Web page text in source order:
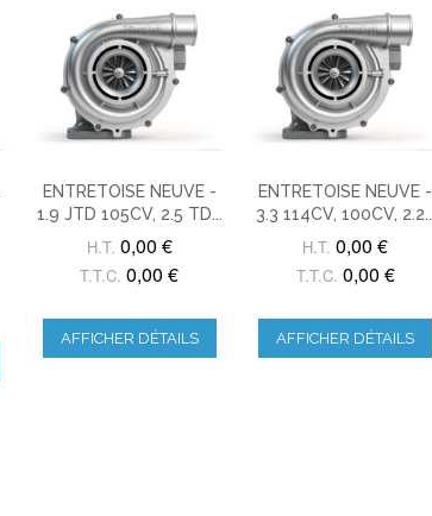
ENTRETOISE NEUVE -
1.9 JTD 105CV, 2.5 TD...
H.T. 0,00 €
T.T.C. 0,00 €
AFFICHER DÉTAILS
ENTRETOISE NEUVE -
3.3 114CV, 100CV, 2.2...
H.T. 0,00 €
T.T.C. 0,00 €
AFFICHER DÉTAILS